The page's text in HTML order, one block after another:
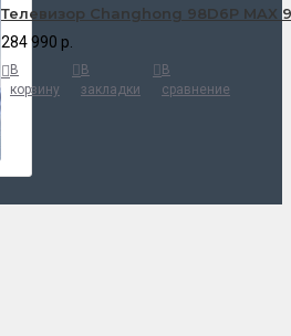
Телевизор Changhong 98D6P MAX
284 990 р.
В
корзину
В
закладки
В
сравнение